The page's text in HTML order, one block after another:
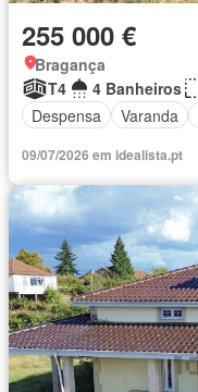
255 000 €
Bragança
T4
4 Banheiros
Despensa
Varanda
09/07/2026 em idealista.pt